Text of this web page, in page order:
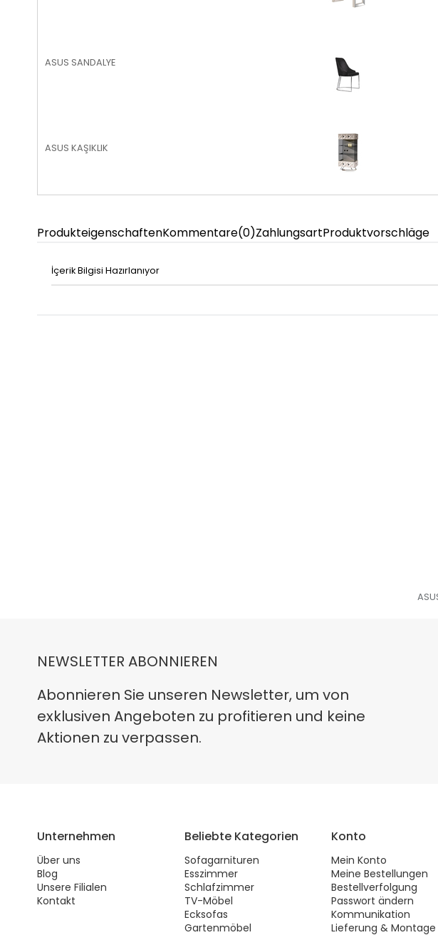
ASUS SANDALYE
ASUS KAŞIKLIK
ProdukteigenschaftenKommentare(0)ZahlungsartProduktvorschläge
İçerik Bilgisi Hazırlanıyor
NEWSLETTER ABONNIEREN
Abonnieren Sie unseren Newsletter, um von
exklusiven Angeboten zu profitieren und keine
Aktionen zu verpassen.
Unternehmen
Über uns
Blog
Unsere Filialen
Kontakt
Beliebte Kategorien
Sofagarnituren
Esszimmer
Schlafzimmer
TV-Möbel
Ecksofas
Gartenmöbel
Konto
Mein Konto
Meine Bestellungen
Bestellverfolgung
Passwort ändern
Kommunikation
Lieferung & Montage